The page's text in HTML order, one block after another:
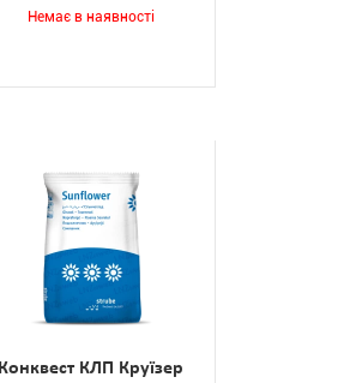
Немає в наявності
Конквест КЛП Круїзер